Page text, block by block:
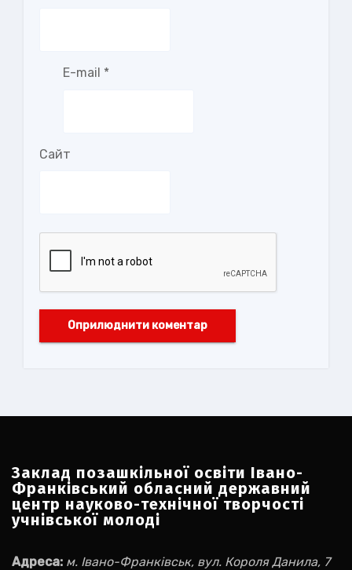
E-mail *
Сайт
Заклад позашкільної освіти Івано-
Франківський обласний державний
центр науково-технічної творчості
учнівської молоді
Адреса: м. Івано-Франківськ, вул. Короля Данила, 7